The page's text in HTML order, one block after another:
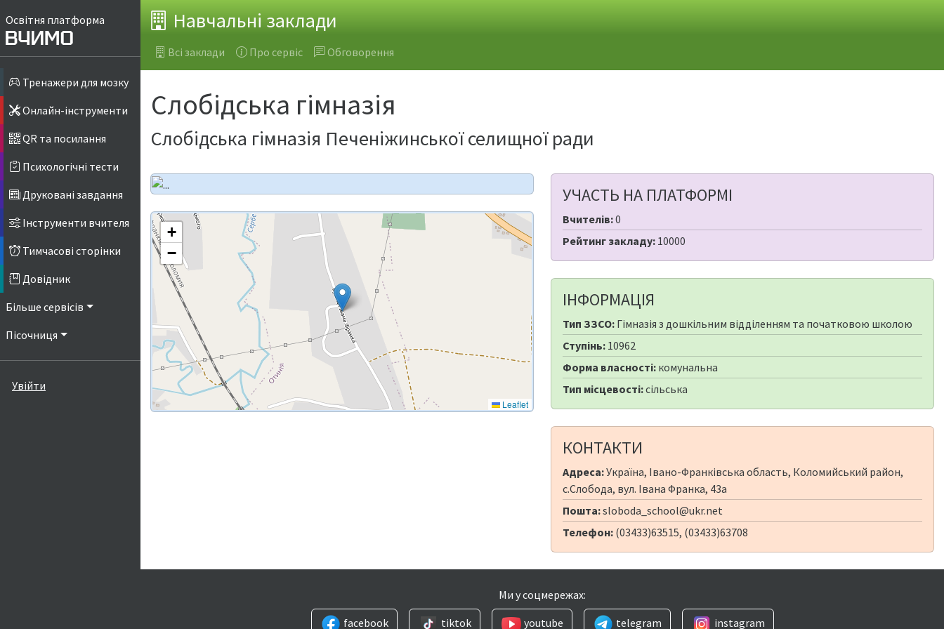
Освітня платформа
Тренажери для мозку
Онлайн-інструменти
QR та посилання
Психологічні тести
Друковані завдання
Інструменти вчителя
Тимчасові сторінки
Довідник
Більше сервісів
Пісочниця
Увійти
Навчальні заклади
Всі заклади Про сервіс Обговорення
Слобідська гімназія
Слобідська гімназія Печеніжинської селищної ради
+
−
Leaflet
УЧАСТЬ НА ПЛАТФОРМІ
Вчителів:0
Рейтинг закладу: 10000
ІНФОРМАЦІЯ
Тип ЗЗСО: Гімназія з дошкільним відділенням та початковою школою
Ступінь: 10962
Форма власності: комунальна
Тип місцевості:сільська
КОНТАКТИ
Адреса:Україна, Івано-Франківська область, Коломийський район,
с.Слобода, вул. Івана Франка, 43а
Пошта:sloboda_school@ukr.net
Телефон: (03433)63515, (03433)63708
Ми у соцмережах:
facebook
tiktok youtube telegram instagram